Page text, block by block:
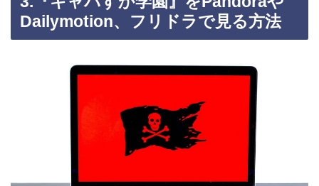
Dailymotion、フリドラで見る方法